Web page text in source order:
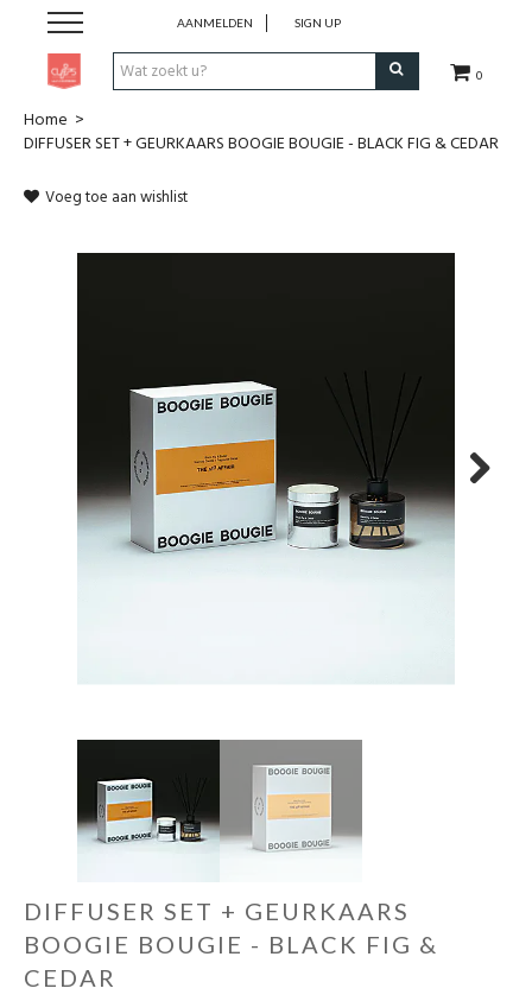
0
AANMELDEN SIGN UP
Pen & Papier
Office
Home
School & Travel
Cadeaubon
Acties en events
Winkels
Home >
DIFFUSER SET + GEURKAARS BOOGIE BOUGIE - BLACK FIG & CEDAR
Voeg toe aan wishlist
DIFFUSER SET + GEURKAARS
BOOGIE BOUGIE - BLACK FIG &
CEDAR